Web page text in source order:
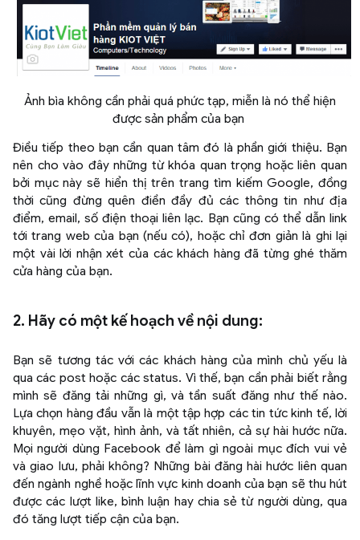
Ảnh bìa không cần phải quá phức tạp, miễn là nó thể hiện
được sản phẩm của bạn
Điều tiếp theo bạn cần quan tâm đó là phần giới thiệu. Bạn
nên cho vào đây những từ khóa quan trọng hoặc liên quan
bởi mục này sẽ hiển thị trên trang tìm kiếm Google, đồng
thời cũng đừng quên điền đầy đủ các thông tin như địa
điểm, email, số điện thoại liên lạc. Bạn cũng có thể dẫn link
tới trang web của bạn (nếu có), hoặc chỉ đơn giản là ghi lại
một vài lời nhận xét của các khách hàng đã từng ghé thăm
cửa hàng của bạn.
2. Hãy có một kế hoạch về nội dung:
Bạn sẽ tương tác với các khách hàng của mình chủ yếu là
qua các post hoặc các status. Vì thế, bạn cần phải biết rằng
mình sẽ đăng tải những gì, và tần suất đăng như thế nào.
Lựa chọn hàng đầu vẫn là một tập hợp các tin tức kinh tế, lời
khuyên, mẹo vặt, hình ảnh, và tất nhiên, cả sự hài hước nữa.
Mọi người dùng Facebook để làm gì ngoài mục đích vui vẻ
và giao lưu, phải không? Những bài đăng hài hước liên quan
đến ngành nghề hoặc lĩnh vực kinh doanh của bạn sẽ thu hút
được các lượt like, bình luận hay chia sẻ từ người dùng, qua
đó tăng lượt tiếp cận của bạn.